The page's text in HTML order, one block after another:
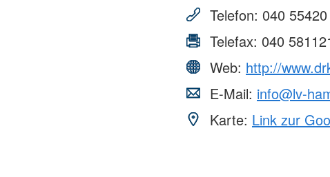
Telefon: 040
Telefax: 040
Web: http://
E-Mail: info@lv-
Karte: Link zur